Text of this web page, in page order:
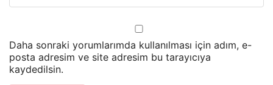
Daha sonraki yorumlarımda kullanılması için adım, e-
posta adresim ve site adresim bu tarayıcıya
kaydedilsin.